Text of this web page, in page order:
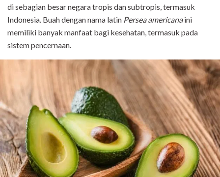
di sebagian besar negara tropis dan subtropis, termasuk
Indonesia. Buah dengan nama latin Persea americanaini
memiliki banyak manfaat bagi kesehatan, termasuk pada
sistem pencernaan.